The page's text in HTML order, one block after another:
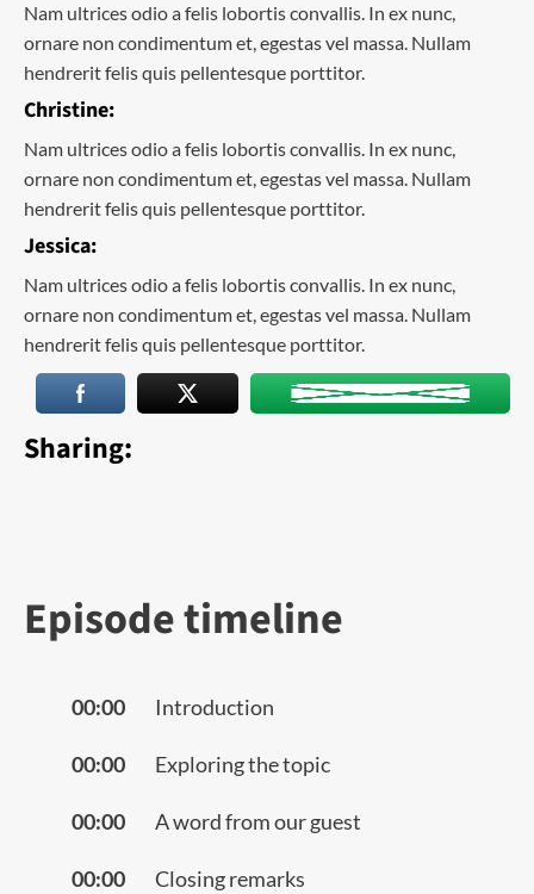
Nam ultrices odio a felis lobortis convallis. In ex nunc,
ornare non condimentum et, egestas vel massa. Nullam
hendrerit felis quis pellentesque porttitor.
Christine:
Nam ultrices odio a felis lobortis convallis. In ex nunc,
ornare non condimentum et, egestas vel massa. Nullam
hendrerit felis quis pellentesque porttitor.
Jessica:
Nam ultrices odio a felis lobortis convallis. In ex nunc,
ornare non condimentum et, egestas vel massa. Nullam
hendrerit felis quis pellentesque porttitor.
Sharing:
Episode timeline
00:00 Introduction
00:00 Exploring the topic
00:00 A word from our guest
00:00 Closing remarks